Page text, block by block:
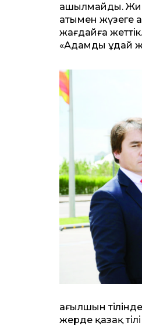
ашылмайды.
атымен жүзеге
жағдайға
«Адамды Құдай
ағылшын
жерде қазақ